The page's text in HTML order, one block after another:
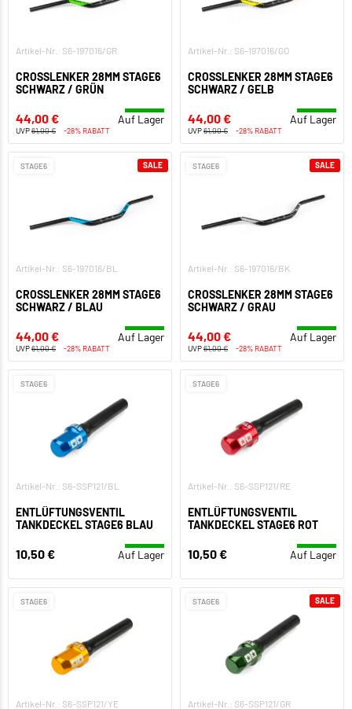
Artikel-Nr.: S6-197016/GR
CROSSLENKER 28MM STAGE6
SCHWARZ / GRÜN
44,00 € Auf Lager
UVP61,00 € -28% RABATT
Artikel-Nr.: S6-197016/GO
CROSSLENKER 28MM STAGE6
SCHWARZ / GELB
44,00 € Auf Lager
UVP61,00 € -28% RABATT
STAGE6
Artikel-Nr.: S6-197016/BL
CROSSLENKER 28MM STAGE6
SCHWARZ / BLAU
44,00 € Auf Lager
UVP61,00 € -28% RABATT
SALE STAGE6
Artikel-Nr.: S6-197016/BK
CROSSLENKER 28MM STAGE6
SCHWARZ / GRAU
44,00 € Auf Lager
UVP61,00 € -28% RABATT
SALE
STAGE6
Artikel-Nr.: S6-SSP121/BL
ENTLÜFTUNGSVENTIL
TANKDECKEL STAGE6 BLAU
10,50 € Auf Lager
STAGE6
Artikel-Nr.: S6-SSP121/RE
ENTLÜFTUNGSVENTIL
TANKDECKEL STAGE6 ROT
10,50 € Auf Lager
STAGE6
Artikel-Nr.: S6-SSP121/YE
STAGE6
Artikel-Nr.: S6-SSP121/GR
SALE